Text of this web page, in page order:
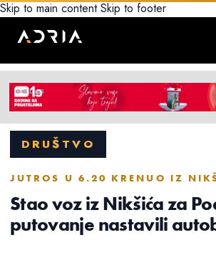
Skip to main content Skip to footer
DRUŠTVO
JUTROS U 6.20 KRENUO IZ
Stao voz iz Nikšića za
putovanje nastavili